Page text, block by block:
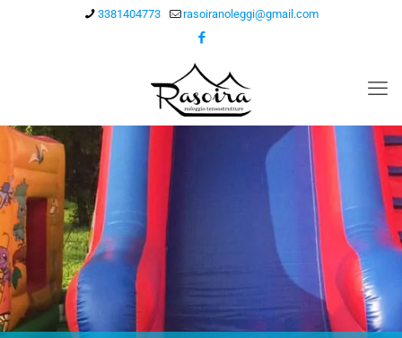
3381404773 rasoiranoleggi@gmail.com